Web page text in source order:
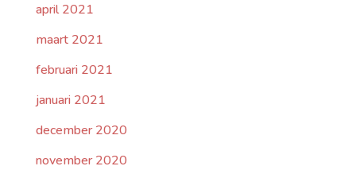
april 2021
maart 2021
februari 2021
januari 2021
december 2020
november 2020